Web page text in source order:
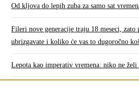
Od kljova do lepih zuba za samo sat
Fileri nove generacije traju 18 meseci,
ubrizgavate i koliko će vas to dugoročno
Lepota kao imperativ vremena: niko ne